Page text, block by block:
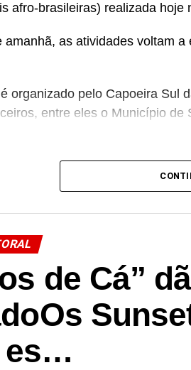
afro-brasileiras) realizada
amanhã, as atividades voltam
organizado pelo Capoeira Sul
entre eles o Município de
de Cá”
es…